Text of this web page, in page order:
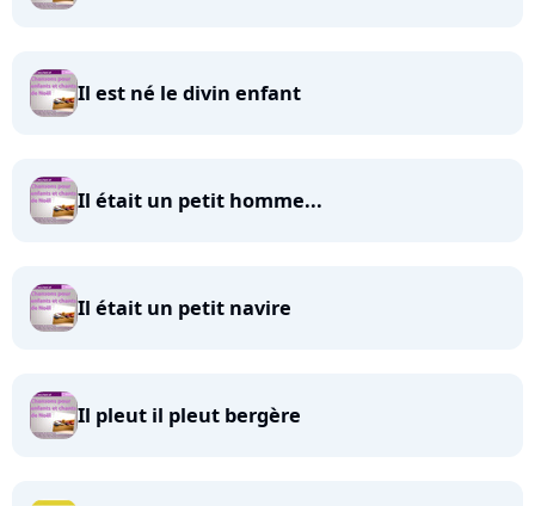
Il est né le divin enfant
Il était un petit homme...
Il était un petit navire
Il pleut il pleut bergère